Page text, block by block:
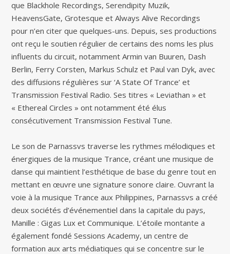
que Blackhole Recordings, Serendipity Muzik,
HeavensGate, Grotesque et Always Alive Recordings
pour n’en citer que quelques-uns. Depuis, ses productions
ont reçu le soutien régulier de certains des noms les plus
influents du circuit, notamment Armin van Buuren, Dash
Berlin, Ferry Corsten, Markus Schulz et Paul van Dyk, avec
des diffusions régulières sur ‘A State Of Trance’ et
Transmission Festival Radio. Ses titres « Leviathan » et
« Ethereal Circles » ont notamment été élus
consécutivement Transmission Festival Tune.
Le son de Parnassvs traverse les rythmes mélodiques et
énergiques de la musique Trance, créant une musique de
danse qui maintient l’esthétique de base du genre tout en
mettant en œuvre une signature sonore claire. Ouvrant la
voie à la musique Trance aux Philippines, Parnassvs a créé
deux sociétés d’événementiel dans la capitale du pays,
Manille : Gigas Lux et Communique. L’étoile montante a
également fondé Sessions Academy, un centre de
formation aux arts médiatiques qui se concentre sur le